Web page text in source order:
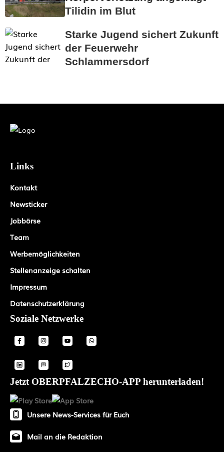
Tilidin im Blut
Starke Jugend sichert Zukunft
der Feuerwehr
Schlammersdorf
Links
Kontakt
Newsticker
Jobbörse
Team
Werbemöglichkeiten
Stellenanzeige schalten
Impressum
Datenschutzerklärung
Soziale Netzwerke
Jetzt OBERPFALZECHO-APP herunterladen!
Unsere News-Services für Euch
Mail an die Redaktion